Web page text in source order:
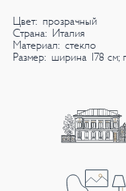
Цвет: прозрачный
Страна: Италия
Материал: стекло
Размер: ширина 178 см;